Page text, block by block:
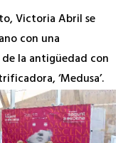
Victoria Abril se
con una
la antigüedad con
‘Medusa’.